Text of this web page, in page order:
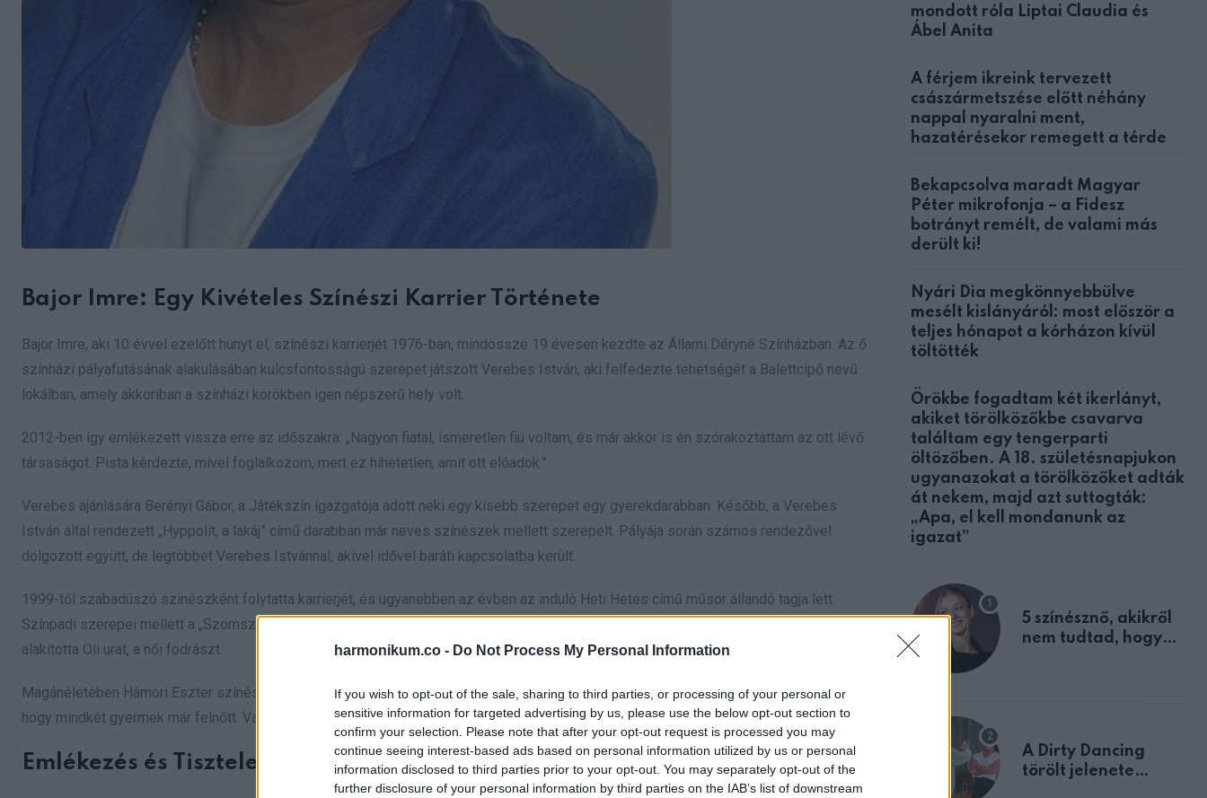
harmonikum.co - Do Not Process My Personal Information
If you wish to opt-out of the sale, sharing to third parties, or processing of your personal or
sensitive information for targeted advertising by us, please use the below opt-out section to
confirm your selection. Please note that after your opt-out request is processed you may
continue seeing interest-based ads based on personal information utilized by us or personal
information disclosed to third parties prior to your opt-out. You may separately opt-out of the
further disclosure of your personal information by third parties on the IAB’s list of downstream
Bajor Imre: Egy Kivételes Színészi Karrier Története
Bajor Imre, aki 10 évvel ezelőtt hunyt el, színészi karrierjét 1976-ban, mindössze 19 évesen kezdte az Állami Déryné Színházban. Az ő
színházi pályafutásának alakulásában kulcsfontosságú szerepet játszott Verebes István, aki felfedezte tehetségét a Balettcipő nevű
lokálban, amely akkoriban a színházi körökben igen népszerű hely volt.
2012-ben így emlékezett vissza erre az időszakra: „Nagyon fiatal, ismeretlen fiú voltam, és már akkor is én szórakoztattam az ott lévő
társaságot. Pista kérdezte, mivel foglalkozom, mert ez hihetetlen, amit ott előadok.”
Verebes ajánlására Berényi Gábor, a Játékszín igazgatója adott neki egy kisebb szerepet egy gyerekdarabban. Később, a Verebes
István által rendezett „Hyppolit, a lakáj” című darabban már neves színészek mellett szerepelt. Pályája során számos rendezővel
dolgozott együtt, de legtöbbet Verebes Istvánnal, akivel idővel baráti kapcsolatba került.
1999-től szabadúszó színészként folytatta karrierjét, és ugyanebben az évben az induló Heti Hetes című műsor állandó tagja lett.
Színpadi szerepei mellett a „Szomszédok” című televíziós sorozat hozta meg számára az országos ismertséget, ahol 77 epizódban
alakította Oli urat, a női fodrászt.
Magánéletében Hámori Eszter színésznővel két gyermeke született, Lili és Marcell. A Best magazin egyik címlapfotójából kiderül,
hogy mindkét gyermek már felnőtt. Vajon melyikük hasonlít jobban az édesapjukra? Szerinted?
Emlékezés és Tiszteletadás
mondott róla Liptai Claudia és
Ábel Anita
A férjem ikreink tervezett
császármetszése előtt néhány
nappal nyaralni ment,
hazatérésekor remegett a térde
Bekapcsolva maradt Magyar
Péter mikrofonja – a Fidesz
botrányt remélt, de valami más
derült ki!
Nyári Dia megkönnyebbülve
mesélt kislányáról: most először a
teljes hónapot a kórházon kívül
töltötték
Örökbe fogadtam két ikerlányt,
akiket törölközőkbe csavarva
találtam egy tengerparti
öltözőben. A 18. születésnapjukon
ugyanazokat a törölközőket adták
át nekem, majd azt suttogták:
„Apa, el kell mondanunk az
igazat”
5 színésznő, akikről
nem tudtad, hogy
A Dirty Dancing
törölt jelenete